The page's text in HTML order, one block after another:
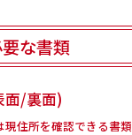
な書類
面/裏面)
住所を確認できる書類